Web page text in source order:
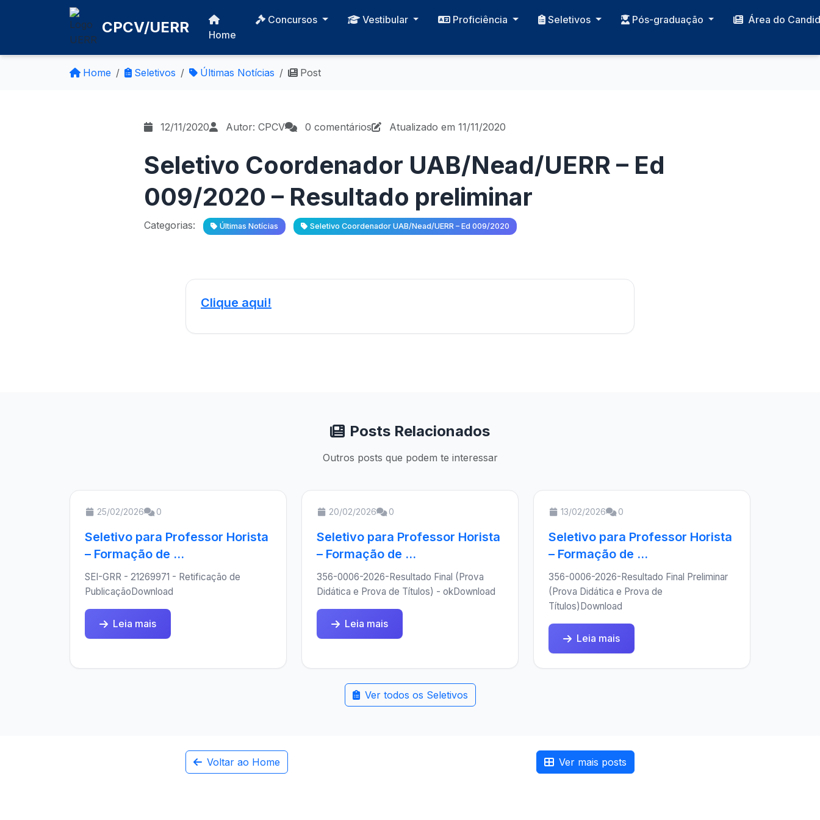
CPCV/UERR Home
Concursos Vestibular Proficiência Seletivos Pós-graduação Área do
Home Seletivos Últimas Notícias Post
12/11/2020 Autor: CPCV 0 comentários Atualizado em 11/11/2020
Seletivo Coordenador UAB/Nead/UERR – Ed
009/2020 – Resultado preliminar
Categorias: Últimas Notícias Seletivo Coordenador UAB/Nead/UERR – Ed 009/2020
Clique aqui!
Posts Relacionados
Outros posts que podem te interessar
25/02/2026 0
Seletivo para Professor Horista
– Formação de ...
SEI-GRR - 21269971 - Retificação de
PublicaçãoDownload
Leia mais
20/02/2026 0
Seletivo para Professor Horista
– Formação de ...
356-0006-2026-Resultado Final (Prova
Didática e Prova de Títulos) - okDownload
Leia mais
13/02/2026 0
Seletivo para Professor Horista
– Formação de ...
356-0006-2026-Resultado Final Preliminar
(Prova Didática e Prova de
Títulos)Download
Leia mais
Ver todos os Seletivos
Voltar ao Home Ver mais posts